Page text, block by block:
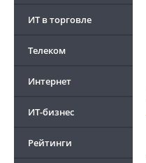
ИТ в торговле
Телеком
Интернет
ИТ-бизнес
Рейтинги